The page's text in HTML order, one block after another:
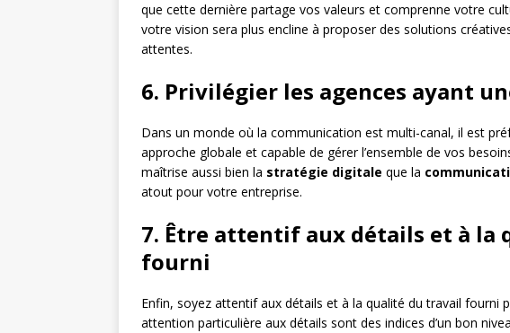
que cette dernière partage vos valeurs et comprenne votre
votre vision sera plus encline à proposer des solutions
attentes.
6. Privilégier les agences ayant
Dans un monde où la communication est multi-canal, il est
approche globale et capable de gérer l’ensemble de vos
maîtrise aussi bien la stratégie digitale que la
atout pour votre entreprise.
7. Être attentif aux détails et à la
fourni
Enfin, soyez attentif aux détails et à la qualité du travail fourni
attention particulière aux détails sont des indices d’un bon